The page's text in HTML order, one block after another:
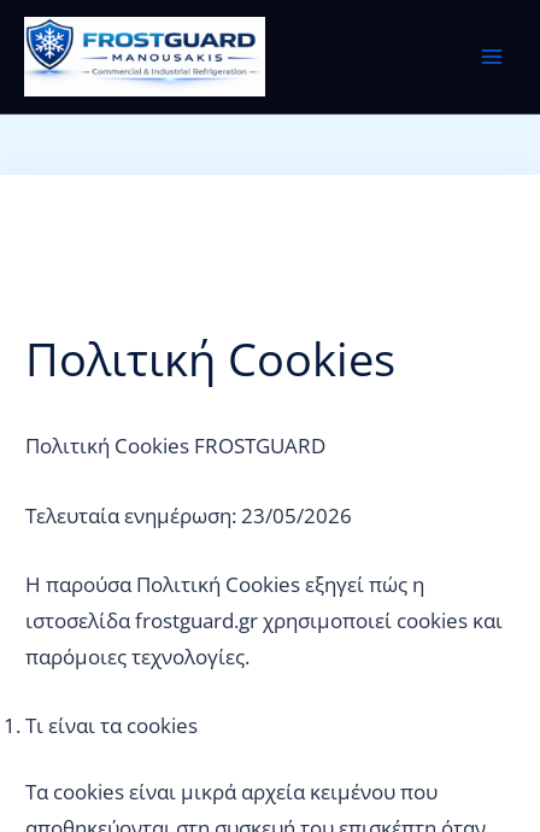
Μετάβαση
στο
περιεχόμενο
Πολιτική Cookies
Πολιτική Cookies FROSTGUARD
Τελευταία ενημέρωση: 23/05/2026
Η παρούσα Πολιτική Cookies εξηγεί πώς η
ιστοσελίδα frostguard.gr χρησιμοποιεί cookies και
παρόμοιες τεχνολογίες.
Τι είναι τα cookies
Τα cookies είναι μικρά αρχεία κειμένου που